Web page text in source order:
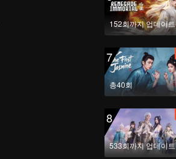
152회까지 업데이트
7
총40회
8
533회까지 업데이트